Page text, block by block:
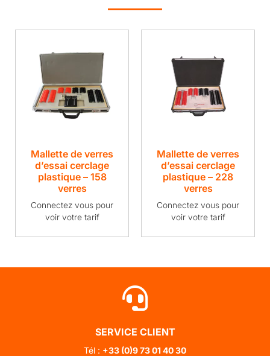
Mallette de verres
d’essai cerclage
plastique – 158
verres
Connectez vous pour
voir votre tarif
Mallette de verres
d’essai cerclage
plastique – 228
verres
Connectez vous pour
voir votre tarif
SERVICE CLIENT
Tél : +33 (0)9 73 01 40 30